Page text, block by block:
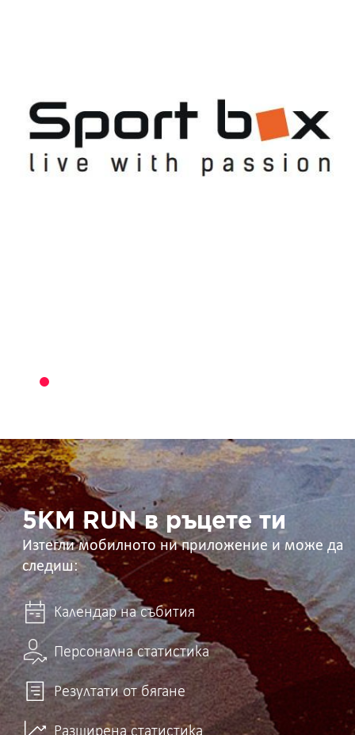
5KM
RUN
в
ръцете
ти 5KM RUN в ръцете ти
Изтегли мобилното ни приложение и може да
следиш:
Календар на събития
Персонална статистика
Резултати от бягане
Разширена статистика